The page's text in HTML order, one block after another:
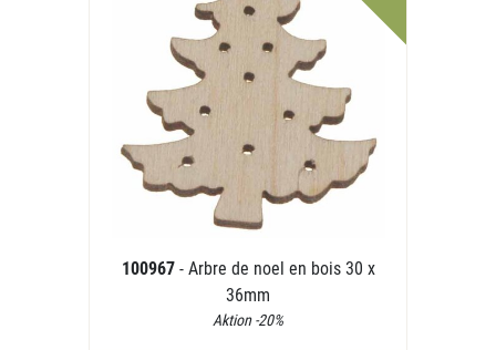
100967 - Arbre de noel en bois 30 x
36mm
Aktion -20%